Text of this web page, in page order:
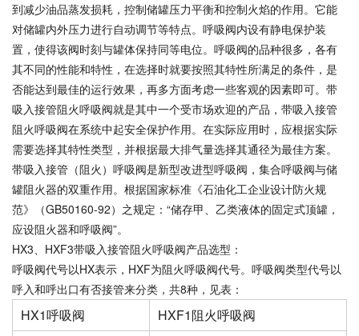
到减少油品蒸发损耗，控制储罐压力平衡和控制火焰的作用。它能
对储罐内外压力进行自动调节等特点。呼吸阀内设有静电保护装
置，使得该阀时刻与罐体保持同等电位。呼吸阀的品种很多，各有
其不同的性能和特性，在选择时就要按照其特性所满足的条件，是
否能达到最佳的运行效果，再多方面考虑一些客观的因素即可。带
吸入接管阻火呼吸阀就是其中一个受市场欢迎的产品，带吸入接管
阻火呼吸阀在系统中起安全保护作用。在实际应用时，应根据实际
需要选择其特性类型，并根据最大排气量选择其通径为最佳方案。
带吸入接管（阻火）呼吸阀是新型改进型呼吸阀，集合呼吸阀与储
罐阻火器的双重作用。根据国家标准《石油化工企业设计防火规
范》（GB50160-92）之规定：“储存甲、乙类液体的固定式顶罐，
应设阻火器和呼吸阀”。
HX3、HXF3带吸入接管阻火呼吸阀产品选型：
呼吸阀代号以HX表示，HXF为阻火呼吸阀代号。呼吸阀类型代号以
呼入和呼出口有否接管来分类，共8种，见表：
HX1呼吸阀
HXF1阻火呼吸阀